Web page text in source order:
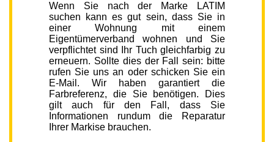
Wenn Sie nach der Marke LATIM
suchen kann es gut sein, dass Sie in
einer Wohnung mit einem
Eigentümerverband wohnen und Sie
verpflichtet sind Ihr Tuch gleichfarbig zu
erneuern. Sollte dies der Fall sein: bitte
rufen Sie uns an oder schicken Sie ein
E-Mail. Wir haben garantiert die
Farbreferenz, die Sie benötigen. Dies
gilt auch für den Fall, dass Sie
Informationen rundum die Reparatur
Ihrer Markise brauchen.